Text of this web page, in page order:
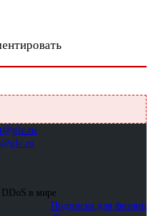
DDoS в мире
Подписка для физлиц